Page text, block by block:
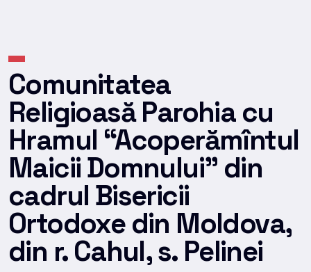
Comunitatea
Religioasă Parohia cu
Hramul “Acoperămîntul
Maicii Domnului” din
cadrul Bisericii
Ortodoxe din Moldova,
din r. Cahul, s. Pelinei